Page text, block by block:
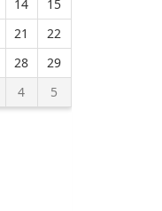
14
15
21
22
28
29
4
5